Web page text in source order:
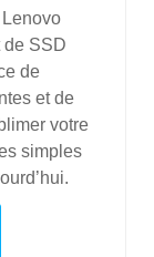
de SSD
de
et de
votre
simples